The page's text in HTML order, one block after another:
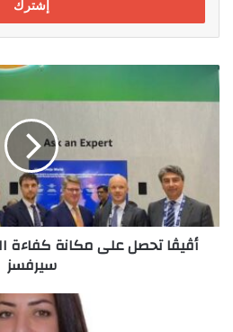
أڤيڤا
أمازون
ويب
سيرفسزأڤيڤا تحصل على مكانة كفاءة
سيرفسز